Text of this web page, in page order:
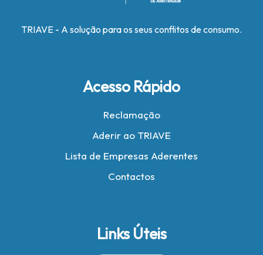
TRIAVE - A solução para os seus conflitos de consumo.
Acesso Rápido
Reclamação
Aderir ao TRIAVE
Lista de Empresas Aderentes
Contactos
Links Úteis